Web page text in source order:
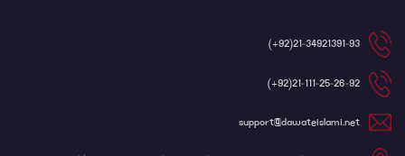
21-34921391-93(92+)
21-111-25-26-92(92+)
support@dawateislami.net